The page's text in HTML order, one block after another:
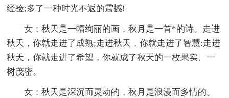
经验;多了一种时光不返的震撼!
女：秋天是一幅绚丽的画，秋月是一首*的诗。走进
秋天，你就走进了成熟;走进秋天，你就走进了智慧;走进
秋天，你就走进了希望，你就成了秋天的一枚果实、一
树茂密。
女：秋天是深沉而灵动的，秋月是浪漫而多情的。